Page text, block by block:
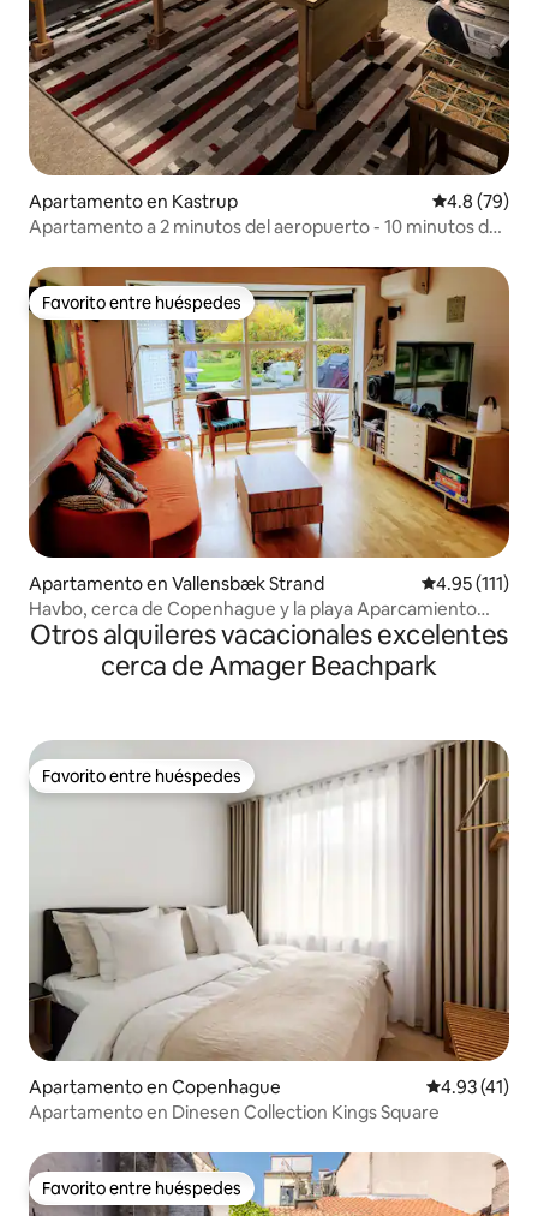
Apartamento en Kastrup Calificación
4.8 (79)
Apartamento a 2 minutos del aeropuerto - 10 minutos de
Favorito entre huéspedes
Favorito entre huéspedes
Apartamento en Vallensbæk Strand Calificación
4.95 (111)
Havbo, cerca de Copenhague y la playa Aparcamiento
gratuito
Otros alquileres vacacionales excelentes
cerca de Amager Beachpark
Favorito entre huéspedes
Favorito entre huéspedes
Apartamento en Copenhague Calificación
4.93 (41)
Apartamento en Dinesen Collection Kings Square
Favorito entre huéspedes
Favorito entre huéspedes